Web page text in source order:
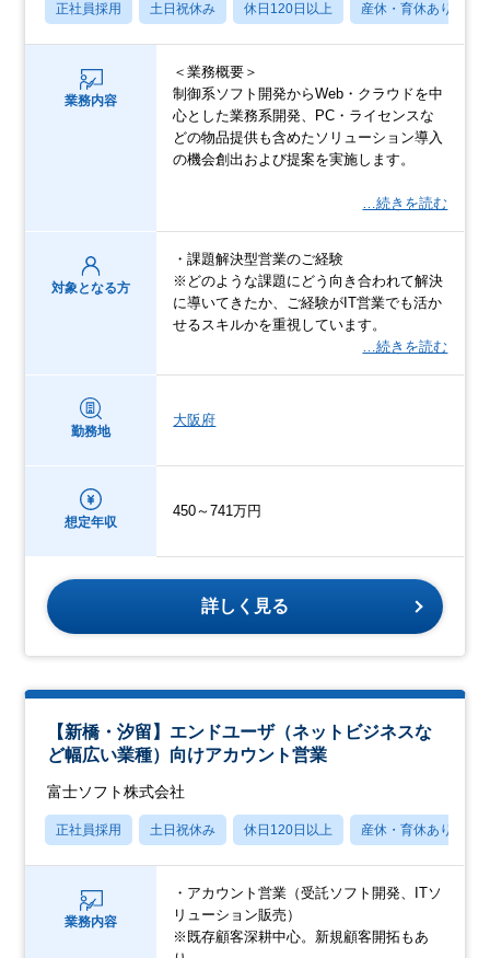
正社員採用 土日祝休み 休日120日以上 産休・育休あり
業務内容
＜業務概要＞
制御系ソフト開発からWeb・クラウドを中
心とした業務系開発、PC・ライセンスな
どの物品提供も含めたソリューション導入
の機会創出および提案を実施します。
…続きを読む
対象となる方
・課題解決型営業のご経験
※どのような課題にどう向き合われて解決
に導いてきたか、ご経験がIT営業でも活か
せるスキルかを重視しています。
…続きを読む
勤務地
大阪府
想定年収
450～741万円
詳しく見る
【新橋・汐留】エンドユーザ（ネットビジネスな
ど幅広い業種）向けアカウント営業
富士ソフト株式会社
正社員採用 土日祝休み 休日120日以上 産休・育休あり
業務内容
・アカウント営業（受託ソフト開発、ITソ
リューション販売）
※既存顧客深耕中心。新規顧客開拓もあ